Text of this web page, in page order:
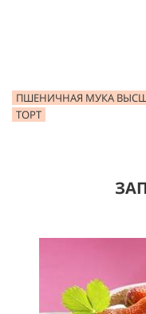
ПШЕНИЧНАЯ МУКА
ТОРТ